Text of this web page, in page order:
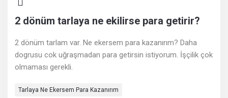
ve
Deneyimleri
En
sonuncu
2 dönüm tarlaya ne ekilirse para getirir?
2 dönüm tarlam var. Ne ekersem para kazanırım? Daha
dogrusu cok uğraşmadan para getirsin istiyorum. İşçilik çok
olmaması gerekli.
Tarlaya Ne Ekersem Para Kazanırım